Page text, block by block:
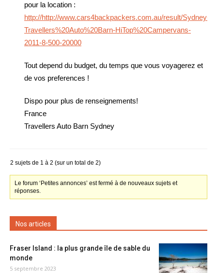
pour la location :
http://http://www.cars4backpackers.com.au/result/Sydney-
Travellers%20Auto%20Barn-HiTop%20Campervans-
2011-8-500-20000
Tout depend du budget, du temps que vous voyagerez et
de vos preferences !
Dispo pour plus de renseignements!
France
Travellers Auto Barn Sydney
2 sujets de 1 à 2 (sur un total de 2)
Le forum ‘Petites annonces’ est fermé à de nouveaux sujets et
réponses.
Nos articles
Fraser Island : la plus grande île de sable du
monde
5 septembre 2023